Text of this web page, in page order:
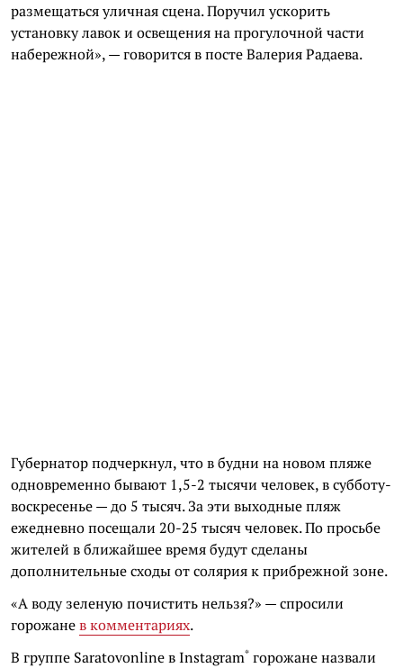
размещаться уличная сцена. Поручил ускорить
установку лавок и освещения на прогулочной части
набережной», — говорится в посте Валерия Радаева.
Губернатор подчеркнул, что в будни на новом пляже
одновременно бывают 1,5-2 тысячи человек, в субботу-
воскресенье — до 5 тысяч. За эти выходные пляж
ежедневно посещали 20-25 тысяч человек. По просьбе
жителей в ближайшее время будут сделаны
дополнительные сходы от солярия к прибрежной зоне.
«А воду зеленую почистить нельзя?» — спросили
горожанев комментариях.
В группе Saratovonline вInstagram* горожане назвали